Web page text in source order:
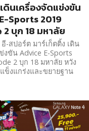
ดินเครื่องจัดแข่งขัน
Sports 2019
2 บุก 18 มหาลัย
-สปอร์ต มาร์เก็ตติ้ง เดิน
งขัน Advice E-Sports
2 บุก 18 มหาลัย หวัง
ข็งแกร่งและขยายฐาน